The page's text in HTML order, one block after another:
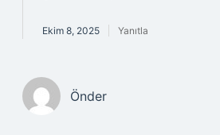
Ekim 8, 2025 Yanıtla
Önder